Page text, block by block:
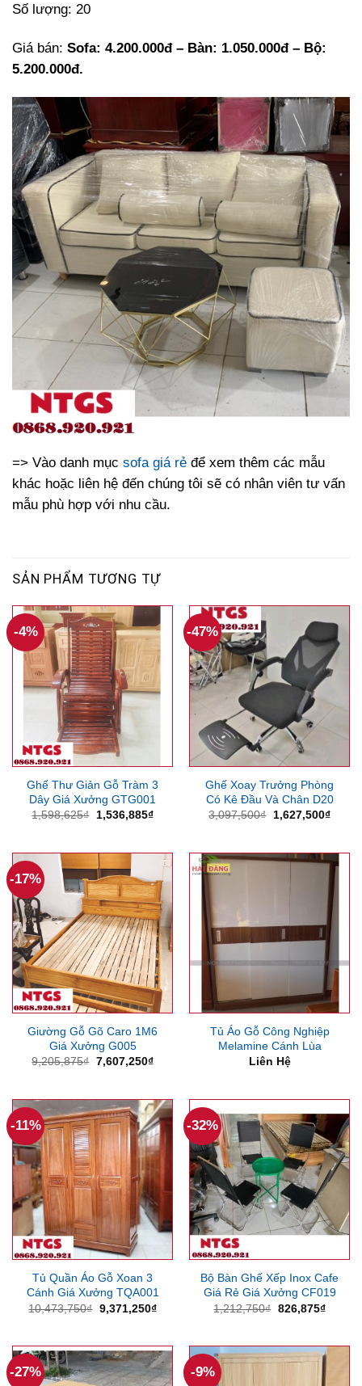
Số lượng: 20
Giá bán: Sofa: 4.200.000đ – Bàn: 1.050.000đ – Bộ:
5.200.000đ.
=> Vào danh mục sofa giá rẻ để xem thêm các mẫu
khác hoặc liên hệ đến chúng tôi sẽ có nhân viên tư vấn
mẫu phù hợp với nhu cầu.
SẢN PHẨM TƯƠNG TỰ
-4%
Ghế Thư Giản Gỗ Tràm 3
Dây Giá Xưởng GTG001
1,598,625₫
Giá
1,536,885₫Giá
1,536,885₫.
-47%
Ghế Xoay Trưởng Phòng
Có Kê Đầu Và Chân D20
3,097,500₫
Giá
1,627,500₫Giá
-17%
Giường Gỗ Gõ Caro 1M6
Giá Xưởng G005
9,205,875₫ Giá
7,607,250₫Giá
7,607,250₫.
Tủ Áo Gỗ Công Nghiệp
Melamine Cánh Lùa
Liên Hệ
-11%
Tủ Quần Áo Gỗ Xoan 3
Cánh Giá Xưởng TQA001
10,473,750₫ Giá
gốc
9,371,250₫Giá
9,371,250₫.
-32%
Bộ Bàn Ghế Xếp Inox Cafe
Giá Rẻ Giá Xưởng CF019
1,212,750₫ Giá
826,875₫Giá
-27% -9%